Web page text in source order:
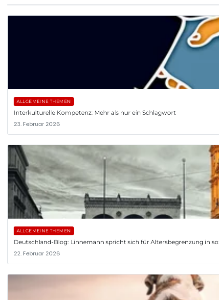
ALLGEMEINE THEMEN
Interkulturelle Kompetenz: Mehr als nur ein Schlagwort
23. Februar 2026
ALLGEMEINE THEMEN
Deutschland-Blog: Linnemann spricht sich für Altersbegrenzung in
22. Februar 2026